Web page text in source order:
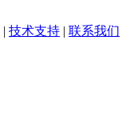
| 技术支持 | 联系我们